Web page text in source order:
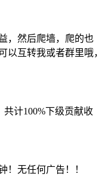
，然后爬墙，爬的也
以互转我或者群里哦，
计100%下级贡献收
！无任何广告！！